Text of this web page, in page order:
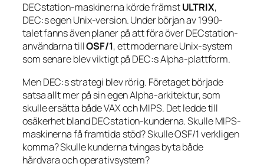
DECstation-maskinerna körde främstULTRIX,
DEC:s egen Unix-version. Under början av 1990-
talet fanns även planer på att föra över DECstation-
användarna tillOSF/1, ett modernare Unix-system
som senare blev viktigt på DEC:s Alpha-plattform.
Men DEC:s strategi blev rörig. Företaget började
satsa allt mer på sin egen Alpha-arkitektur, som
skulle ersätta både VAX och MIPS. Det ledde till
osäkerhet bland DECstation-kunderna. Skulle MIPS-
maskinerna få framtida stöd? Skulle OSF/1 verkligen
komma? Skulle kunderna tvingas byta både
hårdvara och operativsystem?